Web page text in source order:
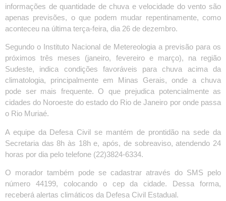
informações de quantidade de chuva e velocidade do vento são
apenas previsões, o que podem mudar repentinamente, como
aconteceu na última terça-feira, dia 26 de dezembro.
Segundo o Instituto Nacional de Metereologia a previsão para os
próximos três meses (janeiro, fevereiro e março), na região
Sudeste, indica condições favoráveis para chuva acima da
climatologia, principalmente em Minas Gerais, onde a chuva
pode ser mais frequente. O que prejudica potencialmente as
cidades do Noroeste do estado do Rio de Janeiro por onde passa
o Rio Muriaé.
A equipe da Defesa Civil se mantém de prontidão na sede da
Secretaria das 8h às 18h e, após, de sobreaviso, atendendo 24
horas por dia pelo telefone (22)3824-6334.
O morador também pode se cadastrar através do SMS pelo
número 44199, colocando o cep da cidade. Dessa forma,
receberá alertas climáticos da Defesa Civil Estadual.